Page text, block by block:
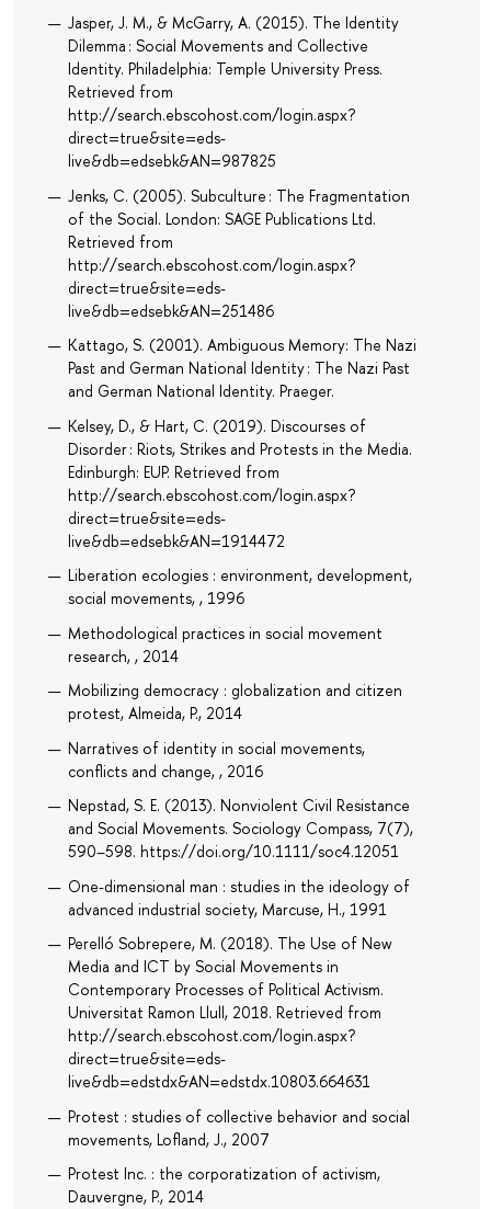
Jasper, J. M., & McGarry, A. (2015). The Identity
Dilemma : Social Movements and Collective
Identity. Philadelphia: Temple University Press.
Retrieved from
http://search.ebscohost.com/login.aspx?
direct=true&site=eds-
live&db=edsebk&AN=987825
Jenks, C. (2005). Subculture : The Fragmentation
of the Social. London: SAGE Publications Ltd.
Retrieved from
http://search.ebscohost.com/login.aspx?
direct=true&site=eds-
live&db=edsebk&AN=251486
Kattago, S. (2001). Ambiguous Memory: The Nazi
Past and German National Identity : The Nazi Past
and German National Identity. Praeger.
Kelsey, D., & Hart, C. (2019). Discourses of
Disorder : Riots, Strikes and Protests in the Media.
Edinburgh: EUP. Retrieved from
http://search.ebscohost.com/login.aspx?
direct=true&site=eds-
live&db=edsebk&AN=1914472
Liberation ecologies : environment, development,
social movements, , 1996
Methodological practices in social movement
research, , 2014
Mobilizing democracy : globalization and citizen
protest, Almeida, P., 2014
Narratives of identity in social movements,
conflicts and change, , 2016
Nepstad, S. E. (2013). Nonviolent Civil Resistance
and Social Movements. Sociology Compass, 7(7),
590–598. https://doi.org/10.1111/soc4.12051
One-dimensional man : studies in the ideology of
advanced industrial society, Marcuse, H., 1991
Perelló Sobrepere, M. (2018). The Use of New
Media and ICT by Social Movements in
Contemporary Processes of Political Activism.
Universitat Ramon Llull, 2018. Retrieved from
http://search.ebscohost.com/login.aspx?
direct=true&site=eds-
live&db=edstdx&AN=edstdx.10803.664631
Protest : studies of collective behavior and social
movements, Lofland, J., 2007
Protest Inc. : the corporatization of activism,
Dauvergne, P., 2014